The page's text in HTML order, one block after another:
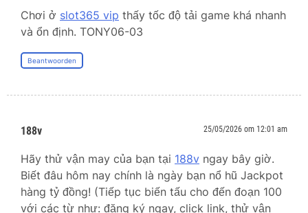
Chơi ở slot365 vip thấy tốc độ tải game khá nhanh
và ổn định. TONY06-03
Beantwoorden
188v 25/05/2026 om 12:01 am
Hãy thử vận may của bạn tại 188v ngay bây giờ.
Biết đâu hôm nay chính là ngày bạn nổ hũ Jackpot
hàng tỷ đồng! (Tiếp tục biến tấu cho đến đoạn 100
với các từ như: đăng ký ngay, click link, thử vận